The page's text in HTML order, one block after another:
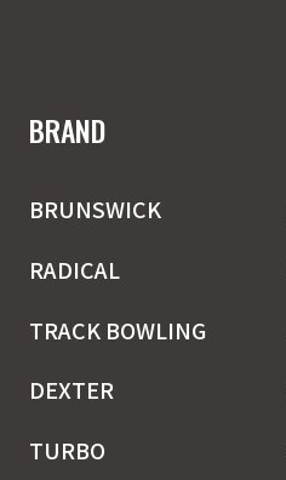
BRAND
BRUNSWICK
RADICAL
TRACK BOWLING
DEXTER
TURBO